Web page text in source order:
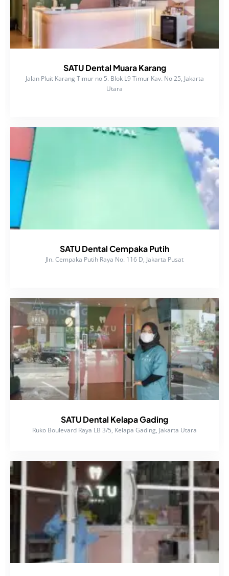
SATU Dental Muara Karang
Jalan Pluit Karang Timur no 5. Blok L9 Timur Kav. No 25, Jakarta
Utara
SATU Dental Cempaka Putih
Jln. Cempaka Putih Raya No. 116 D, Jakarta Pusat
SATU Dental Kelapa Gading
Ruko Boulevard Raya LB 3/5, Kelapa Gading, Jakarta Utara